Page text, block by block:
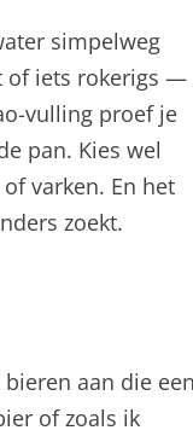
simpelweg
of iets rokerigs —
vulling proef je
pan. Kies wel
varken. En het
zoekt.
aan die
of zoals ik